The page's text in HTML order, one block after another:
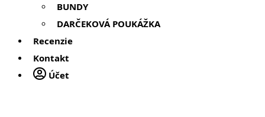
BUNDY
DARČEKOVÁ POUKÁŽKA
Recenzie
Kontakt
Účet